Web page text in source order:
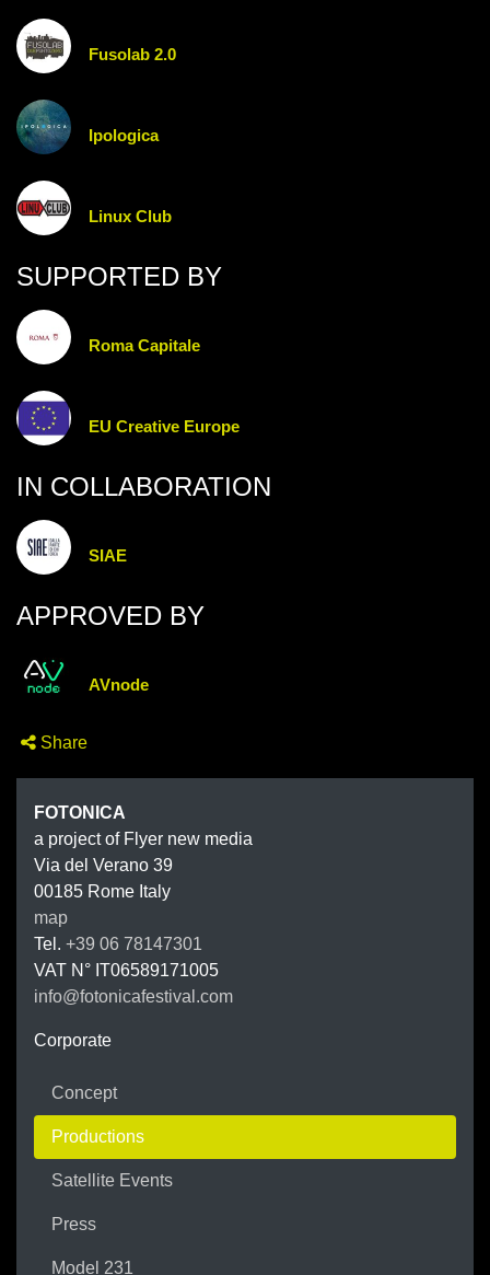
Fusolab 2.0
Ipologica
Linux Club
SUPPORTED BY
Roma Capitale
EU Creative Europe
IN COLLABORATION
SIAE
APPROVED BY
AVnode
Share
FOTONICA
a project of Flyer new media
Via del Verano 39
00185 Rome Italy
map
Tel. +39 06 78147301
VAT N° IT06589171005
info@fotonicafestival.com
Corporate
Concept
Productions
Satellite Events
Press
Model 231